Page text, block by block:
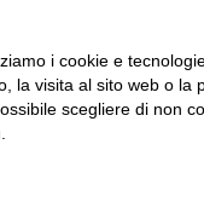
| REA: RM 1494760 |
ritiro tra Bar, Tabaccai,
i cookie e
la visita al sito web o la
scegliere di non